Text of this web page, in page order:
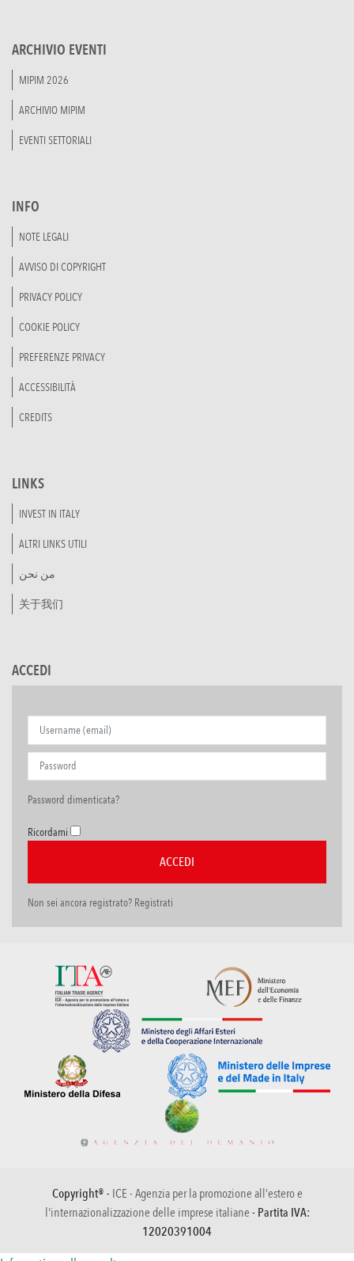
ARCHIVIO EVENTI
MIPIM 2026
ARCHIVIO MIPIM
EVENTI SETTORIALI
INFO
NOTE LEGALI
AVVISO DI COPYRIGHT
PRIVACY POLICY
COOKIE POLICY
PREFERENZE PRIVACY
ACCESSIBILITÀ
CREDITS
LINKS
INVEST IN ITALY
ALTRI LINKS UTILI
من نحن
关于我们
ACCEDI
Password dimenticata?
Ricordami
Non sei ancora registrato? Registrati
Copyright® - ICE - Agenzia per la promozione all’estero e
l'internazionalizzazione delle imprese italiane - Partita IVA:
12020391004